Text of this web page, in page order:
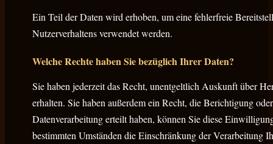
Ein Teil der Daten wird erhoben, um eine fehlerfreie
Nutzerverhaltens verwendet werden.
Welche Rechte haben Sie bezüglich Ihrer Daten?
Sie haben jederzeit das Recht, unentgeltlich Auskunft über
erhalten. Sie haben außerdem ein Recht, die Berichtigung
Datenverarbeitung erteilt haben, können Sie diese
bestimmten Umständen die Einschränkung der Verarbeitung